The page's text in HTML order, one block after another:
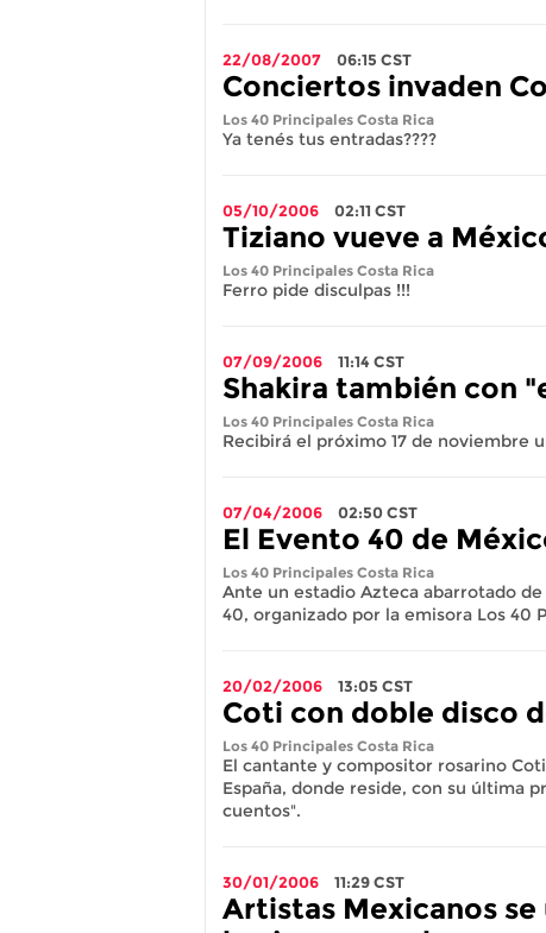
22/08/2007 06:15 CST
Conciertos invaden
Los 40 Principales Costa Rica
Ya tenés tus entradas????
05/10/2006 02:11 CST
Tiziano vueve a
Los 40 Principales Costa Rica
Ferro pide disculpas !!!
07/09/2006 11:14 CST
Shakira también con
Los 40 Principales Costa Rica
Recibirá el próximo 17 de noviembre
07/04/2006 02:50CST
El Evento 40 de
Los 40 Principales Costa Rica
Ante un estadio Azteca abarrotado
40, organizado por la emisora Los 40
20/02/2006 13:05 CST
Coti con doble disco
Los 40 Principales Costa Rica
El cantante y compositor rosarino
España, donde reside, con su última
cuentos".
30/01/2006 11:29CST
Artistas Mexicanos se